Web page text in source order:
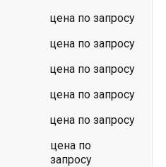
цена по запросу
цена по запросу
цена по запросу
цена по запросу
цена по запросу
цена по
запросу